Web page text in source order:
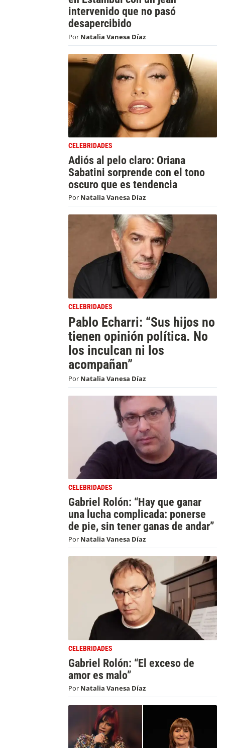
intervenido que no pasó
desapercibido
Por Natalia Vanesa Díaz
CELEBRIDADES
Adiós al pelo claro: Oriana
Sabatini sorprende con el tono
oscuro que es tendencia
Por Natalia Vanesa Díaz
CELEBRIDADES
Pablo Echarri: “Sus hijos no
tienen opinión política. No
los inculcan ni los
acompañan”
Por Natalia Vanesa Díaz
CELEBRIDADES
Gabriel Rolón: “Hay que ganar
una lucha complicada: ponerse
de pie, sin tener ganas de andar”
Por Natalia Vanesa Díaz
CELEBRIDADES
Gabriel Rolón: “El exceso de
amor es malo”
Por Natalia Vanesa Díaz